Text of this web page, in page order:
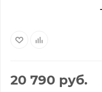
20 790 руб.